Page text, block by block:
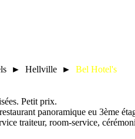
► Hellville ► Bel Hotel's
Petit prix.
panoramique eu 3ème
traiteur, room-service,